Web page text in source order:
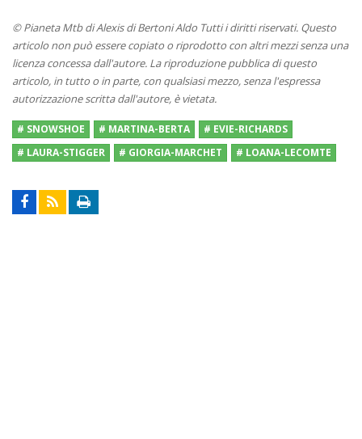
© Pianeta Mtb di Alexis di Bertoni Aldo Tutti i diritti riservati. Questo
articolo non può essere copiato o riprodotto con altri mezzi senza una
licenza concessa dall'autore. La riproduzione pubblica di questo
articolo, in tutto o in parte, con qualsiasi mezzo, senza l'espressa
autorizzazione scritta dall'autore, è vietata.
# SNOWSHOE # MARTINA-BERTA
# EVIE-RICHARDS
# LAURA-STIGGER
# GIORGIA-MARCHET # LOANA-LECOMTE